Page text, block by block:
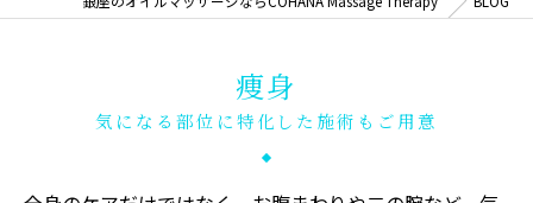
痩身
気になる部位に特化した施術もご用意